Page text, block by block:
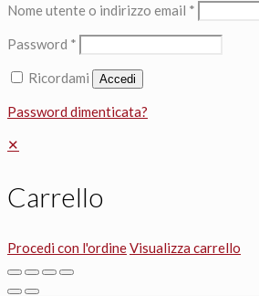
Nome utente o indirizzo email *
Password *
Ricordami Accedi
Password dimenticata?
✕
Carrello
Procedi con l'ordineVisualizza carrello